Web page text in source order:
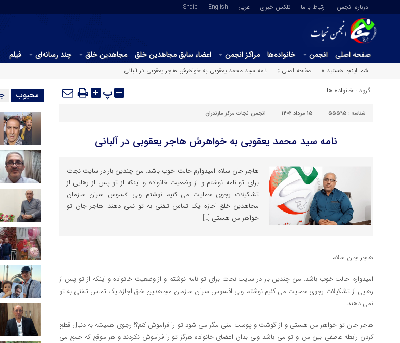
درباره انجمن ارتباط با ما تلکس خبری عربي English
Shqip
صفحه اصلی انجمن خانواده‌ها مراکز انجمن اعضاء سابق مجاهدین خلق مجاهدین خلق چند رسانه‌ای فیلم
شما اینجا هستید »
صفحه اصلی » نامه سید محمد یعقوبی به خواهرش هاجر یعقوبی در آلبانی
گروه : خانواده ها پ
شناسه : 55595 15 مرداد 1402 انجمن نجات مرکز مازندران
نامه سید محمد یعقوبی به خواهرش هاجر یعقوبی در آلبانی
هاجر جان سلام امیدوارم حالت خوب باشد. من چندین بار در سایت نجات
برای تو نامه نوشتم و از وضعیت خانواده و اینکه از تو پس از رهایی از
تشکیلات رجوی حمایت می کنیم نوشتم ولی افسوس سران سازمان
مجاهدین خلق اجازه یک تماس تلفنی به تو نمی دهند. هاجر جان تو
خواهر من هستی […]
هاجر جان سلام
امیدوارم حالت خوب باشد. من چندین بار در سایت نجات برای تو نامه نوشتم و از وضعیت خانواده و اینکه از تو پس از
رهایی از تشکیلات رجوی حمایت می کنیم نوشتم ولی افسوس سران سازمان مجاهدین خلق اجازه یک تماس تلفنی به تو
نمی دهند.
هاجر جان تو خواهر من هستی و از گوشت و پوست منی مگر می شود تو را فراموش کنم؟! رجوی همیشه به دنبال قطع
کردن رابطه عاطفی بین من و تو می باشد ولی بدان اعضای خانواده هرگز تو را فراموش نکردند و هر موقع که جمع می
محبوب